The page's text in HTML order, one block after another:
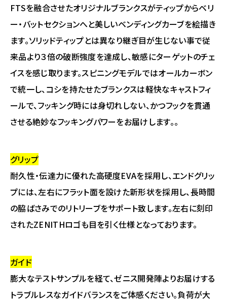
FTSを融合させたオリジナルブランクスがティップからベリ
ー・バットセクションへと美しいベンディングカーブを絵描き
ます。ソリッドティップとは異なり継ぎ目が生じない事で従
来品より３倍の破断強度を達成し、敏感にターゲットのチェ
イスを感じ取ります。スピニングモデルではオールカーボン
で統一し、コシを持たせたブランクスは軽快なキャストフィ
ールで、フッキング時には身切れしない、かつフックを貫通
させる絶妙なフッキングパワーをお届けします。。
グリップ
耐久性・伝達力に優れた高硬度EVAを採用し、エンドグリッ
プには、左右にフラット面を設けた新形状を採用し、長時間
の脇ばさみでのリトリーブをサポート致します。左右に刻印
されたZENITHロゴも目を引く仕様となっております。
ガイド
膨大なテストサンプルを経て、ゼニス開発陣よりお届けする
トラブルレスなガイドバランスをご体感ください。負荷が大